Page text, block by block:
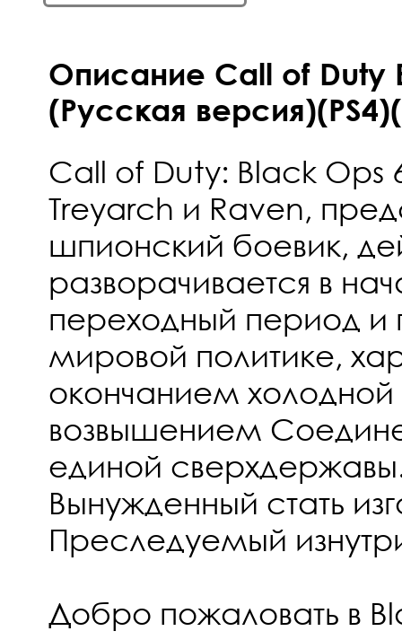
Описание Call of Duty
(Русская
Call of Duty: Black Ops
Treyarch и Raven,
шпионский боевик,
разворачивается в
переходный период и
мировой политике,
окончанием холодной
возвышением
единой
Вынужденный стать
Преследуемый
Добро пожаловать в